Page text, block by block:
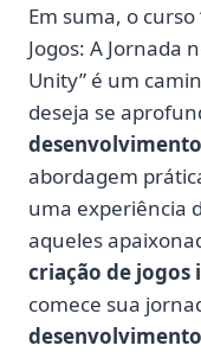
Em suma, o
Jogos: A Jornada
Unity” é um
deseja se
abordagem
uma experiência
aqueles
criação de jogos
comece sua